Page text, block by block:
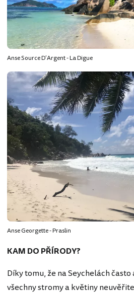
Anse Source D’Argent - La Digue
Anse Georgette - Praslin
KAM DO PŘÍRODY?
Díky tomu, že na Seychelách
všechny stromy a květiny